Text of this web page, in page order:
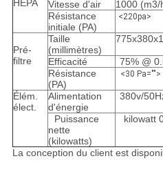
HEPA Vitesse d'air
1000 (m3/
Résistance
initiale (PA)
<220pa>
Pré-
filtre
Taille
(millimètres)
Efficacité
75% @
Résistance
(PA)
<30 Pa="">
Élém.
élect.
Alimentation
d'énergie
380v/
Puissance
nette
(kilowatts)
kilowatt
La conception du client est